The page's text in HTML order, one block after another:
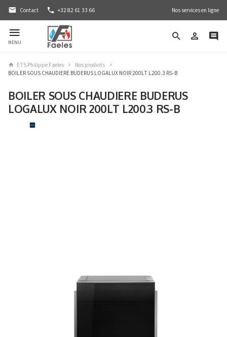
Contact +32 82 61 33 66 Nos services en ligne
MENU
ETS Philippe Faeles
Nos produits
BOILER SOUS CHAUDIERE BUDERUS LOGALUX NOIR 200LT L200.3 RS-B
BOILER SOUS CHAUDIERE BUDERUS
LOGALUX NOIR 200LT L200.3 RS-B